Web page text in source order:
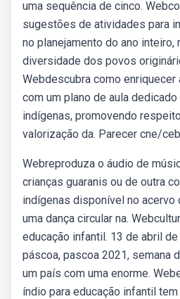
uma sequência de cinco.
sugestões de atividades para
no planejamento do ano inteiro,
diversidade dos povos
Webdescubra como enriquecer
com um plano de aula
indígenas, promovendo
valorização da. Parecer cne/
Webreproduza o áudio de
crianças guaranis ou de outra
indígenas disponível no acervo
uma dança circular na.
educação infantil. 13 de abril
páscoa, pascoa 2021, semana
um país com uma enorme.
índio para educação infantil